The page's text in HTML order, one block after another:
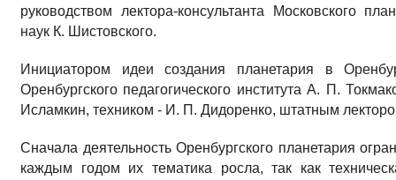
руководством лектора-консультанта Московского
наук К. Шистовского.
Инициатором идеи создания планетария в
Оренбургского педагогического институ­та А. П.
Исламкин, техни­ком - И. П. Дидоренко, штатным
Сначала деятельность Оренбургского планетария
каждым годом их тематика росла, так как